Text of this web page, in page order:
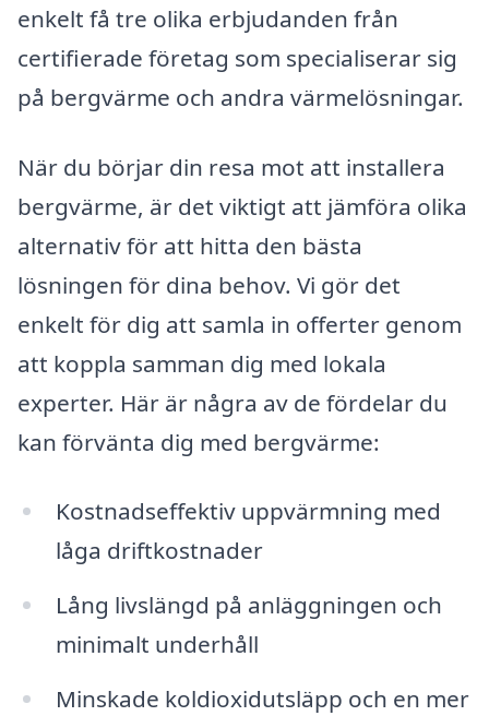
enkelt få tre olika erbjudanden från
certifierade företag som specialiserar sig
på bergvärme och andra värmelösningar.
När du börjar din resa mot att installera
bergvärme, är det viktigt att jämföra olika
alternativ för att hitta den bästa
lösningen för dina behov. Vi gör det
enkelt för dig att samla in offerter genom
att koppla samman dig med lokala
experter. Här är några av de fördelar du
kan förvänta dig med bergvärme:
Kostnadseffektiv uppvärmning med
låga driftkostnader
Lång livslängd på anläggningen och
minimalt underhåll
Minskade koldioxidutsläpp och en mer